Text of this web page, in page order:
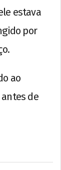
estava
por
ao
de